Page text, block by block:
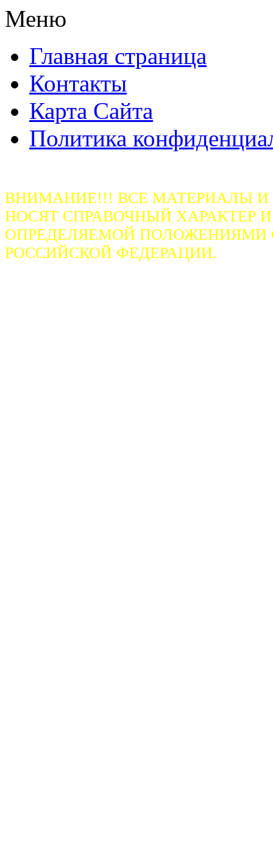
Меню
Главная страница
Контакты
Карта Сайта
Политика
ВНИМАНИЕ!!! ВСЕ МАТЕРИАЛЫ
НОСЯТ СПРАВОЧНЫЙ ХАРАКТЕР
ОПРЕДЕЛЯЕМОЙ ПОЛОЖЕНИЯМИ
РОССИЙСКОЙ ФЕДЕРАЦИИ.